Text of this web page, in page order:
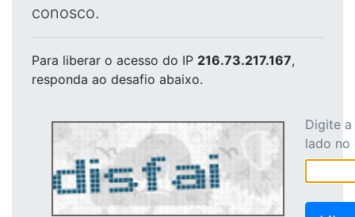
conosco.
Para liberar o acesso do IP 216.73.217.167,
responda ao desafio abaixo.
Digite
lado no